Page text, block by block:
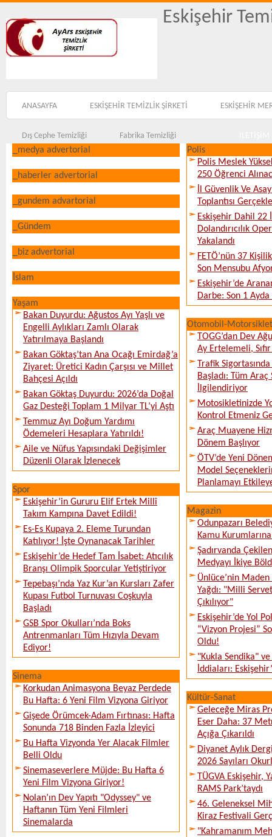
Eskişehir
ANASAYFA ESKİŞEHİR TEMİZLİK ŞİRKETİ ESKİŞEHİR
Dış Cephe Temizliği Fabrika Temizliği
_medya advertorial
_haberler advertorial
_gundem advartorial
_Gündem
_biz advertorial
İslam
Yaşam
Bakan Duyurdu: Ağustos Ayı Yaşlı ve
Engelli Aylıkları Zamlı Olarak
Yatırılmaya Başlandı
Bakan Göktaş’tan Ana Ocağı Emirdağ’a
Ziyaret: Üretici Kadın Çarşısı ve Millet
Bahçesi Açıldı
Bakan Göktaş Duyurdu: 2026’da Doğal
Gaz Desteği Toplam 1 Milyar TL’yi Aştı
Temmuz Ayı Doğum Yardımı
Ödemeleri Hesaplara Yatırıldı!
Aile ve Nüfus Yapısındaki Değişimler
Düzenli Olarak İzlenecek
Spor
Eskişehir’in Gururu Elif Ertek Millî
Takım Kampına Davet Edildi!
Es-Es Kupaya 2. Eleme Turundan
Katılıyor! İşte Oynanacak Tarihler
Eskişehir’de Hedef Tam İsabet: Atıcılık
Branşı Olimpik Sporcular Yetiştiriyor
Tepebaşı’nda Yaz Kur’an Kursları Zafer
Kupası Futbol Turnuvası Coşkuyla
Başladı
GSB Spor Okulları’nda Boks
Antrenmanları Tüm Hızıyla Devam
Ediyor!
Sinema
Korkudan Animasyona Beyaz Perdede
Bu Hafta: 6 Yeni Film Vizyona Giriyor
Gişede Örümcek-Adam Fırtınası: Hafta
Sonunda 718 Binden Fazla İzleyici
Bu Hafta Vizyonda Yer Alacak Filmler
Belli Oldu
Sinemaseverlere Müjde: Bu Hafta 6
Yeni Film Vizyona Giriyor!
Nolan’ın Dev Yapıtı "Odyssey" ve
Haftanın Tüm Yeni Filmleri
Sinemalarda
Polis
Polis Meslek
250 Öğrenci
İl Güvenlik Ve
Toplantısı
Eskişehir Dahil
Dolandırıcılık
Yakalandı
FETÖ’nün 37
Son Mensubu
Eskişehir’de
Darbe: Son 1 Ayda
Otomobil-Motorsiklet
TOGG’dan Dev
Ay Ertelemeli,
Trafik
Başladı: Tüm
İlgilendiriyor
Motosikletinizde
Kontrol Etmeniz
Araç Muayene
Dönem Başlıyor
ÖTV’de Yeni
Model
Planlamayı
Magazin
Odunpazarı
Kamu Kurumlarına
Şadırvanda
Medyayı İkiye
Ünlüce’nin Maden
Yağdı: "Milli
Çıkılıyor"
Eskişehir’de Yol
“Vizyon Projesi”
Oldu!
"Kukla Sendika"
İddiaları:
Kültür-Sanat
Geleceğe Miras
Eser Daha: 37
Açığa Çıkarıldı
Diyanet Aylık
2026 Sayıları
TÜGVA Eskişehir,
RAMS Park’taydı
46. Geleneksel
Kiraz Festivali
"Kahramanım